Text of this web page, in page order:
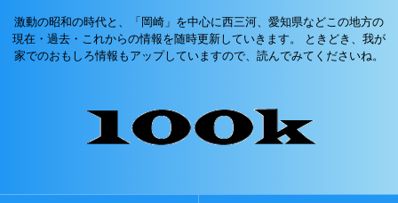
激動の昭和の時代と、「岡崎」を中心に西三河、愛知県などこの地方の
現在・過去・これからの情報を随時更新していきます。 ときどき、我が
家でのおもしろ情報もアップしていますので、読んでみてくださいね。